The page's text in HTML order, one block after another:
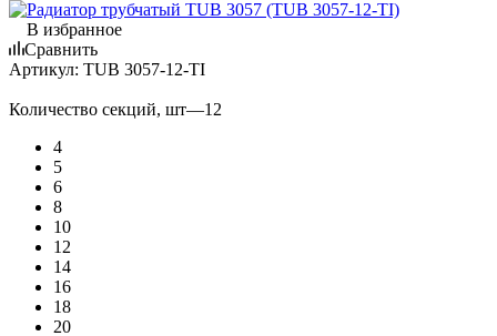
В избранное
Сравнить
Артикул: TUB 3057-12-TI
Количество секций, шт—12
4
5
6
8
10
12
14
16
18
20